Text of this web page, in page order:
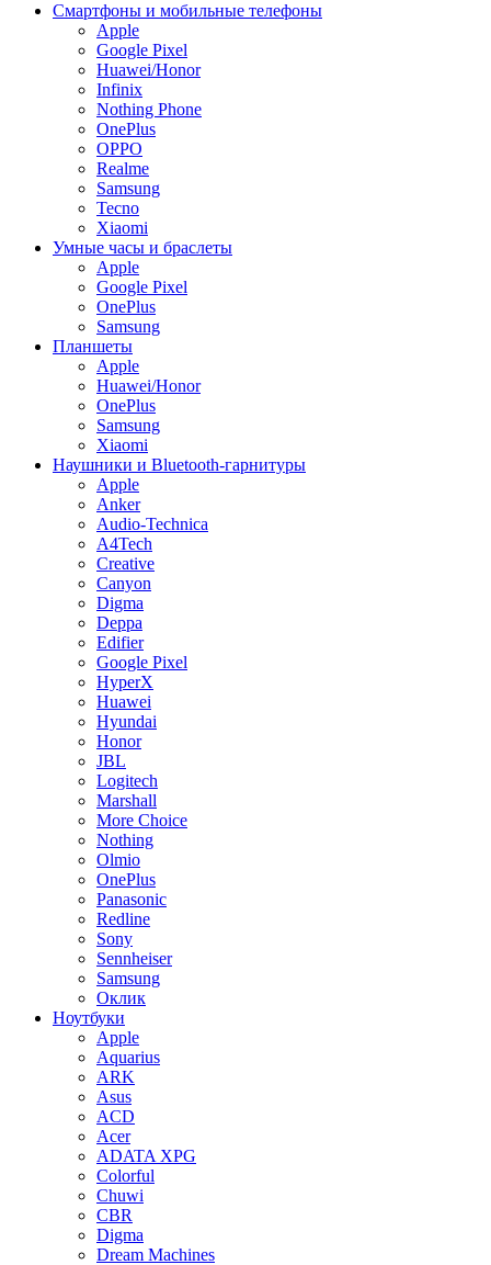
Смартфоны и мобильные телефоны
Apple
Google Pixel
Huawei/Honor
Infinix
Nothing Phone
OnePlus
OPPO
Realme
Samsung
Tecno
Xiaomi
Умные часы и браслеты
Apple
Google Pixel
OnePlus
Samsung
Планшеты
Apple
Huawei/Honor
OnePlus
Samsung
Xiaomi
Наушники и Bluetooth-гарнитуры
Apple
Anker
Audio-Technica
A4Tech
Creative
Canyon
Digma
Deppa
Edifier
Google Pixel
HyperX
Huawei
Hyundai
Honor
JBL
Logitech
Marshall
More Choice
Nothing
Olmio
OnePlus
Panasonic
Redline
Sony
Sennheiser
Samsung
Оклик
Ноутбуки
Apple
Aquarius
ARK
Asus
ACD
Acer
ADATA XPG
Colorful
Chuwi
CBR
Digma
Dream Machines